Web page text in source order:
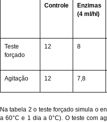
Controle
Enzimas
(4 ml/hl)
Teste
forçado
12 8
Agitação 12 7,8
Na tabela 2 o teste forçado simula o
a 60°C e 1 dia a 0°C). O teste com